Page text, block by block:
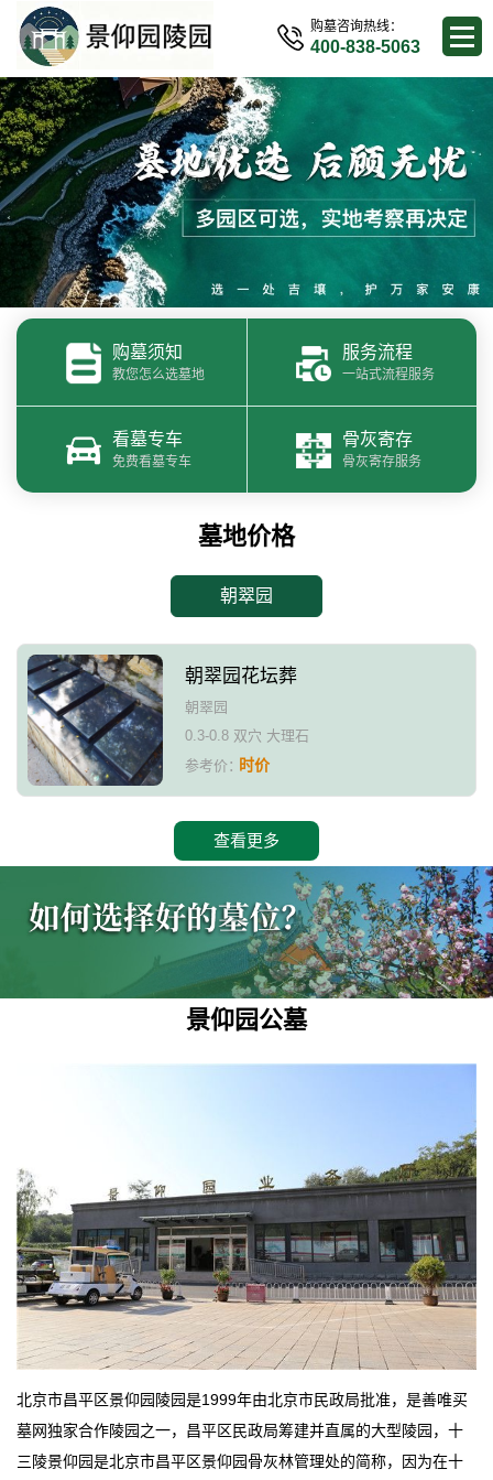
购墓咨询热线：
400-838-5063
购墓须知
教您怎么选墓地
服务流程
一站式流程服务
看墓专车
免费看墓专车
骨灰寄存
骨灰寄存服务
墓地价格
朝翠园
朝翠园花坛葬
朝翠园
0.3-0.8 双穴 大理石
参考价：时价
查看更多
景仰园公墓
北京市昌平区景仰园陵园是1999年由北京市民政局批准，是善唯买
墓网独家合作陵园之一，昌平区民政局筹建并直属的大型陵园，十
三陵景仰园是北京市昌平区景仰园骨灰林管理处的简称，因为在十